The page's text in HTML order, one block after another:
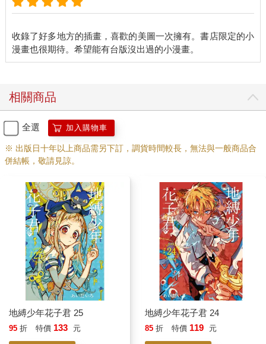
收錄了好多地方的插畫，喜歡的美圖一次擁有。書店限定的小
相關商品
全選 加入購物車
※ 出版日十年以上商品需另下訂，調貨時間較長，無法與一般商品合
併結帳，敬請見諒。
地縛少年花子君 25
95 折 特價 133 元
地縛少年花子君 24
85 折 特價 119 元